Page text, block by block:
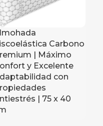
Carbono
| Máximo
y Excelente
con
| 75 x 40